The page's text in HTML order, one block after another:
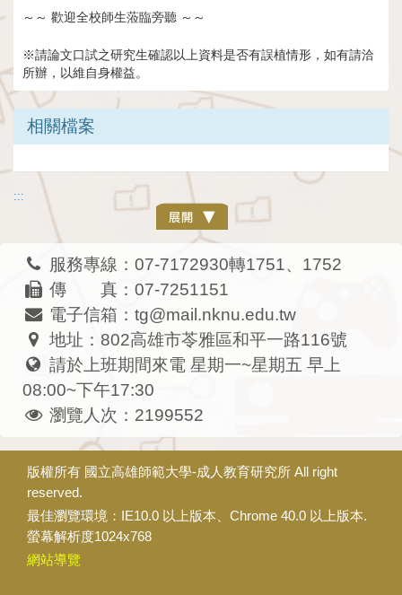
～～ 歡迎全校師生蒞臨旁聽 ～～
※請論文口試之研究生確認以上資料是否有誤植情形，如有請洽
所辦，以維自身權益。
相關檔案
:::
服務專線：07-7172930轉1751、1752
傳 真：07-7251151
電子信箱：tg@mail.nknu.edu.tw
地址：802高雄市苓雅區和平一路116號
請於上班期間來電 星期一~星期五 早上
08:00~下午17:30
瀏覽人次：2199552
版權所有 國立高雄師範大學-成人教育研究所 All right
reserved.
最佳瀏覽環境：IE10.0 以上版本、Chrome 40.0 以上版本.
螢幕解析度1024x768
網站導覽